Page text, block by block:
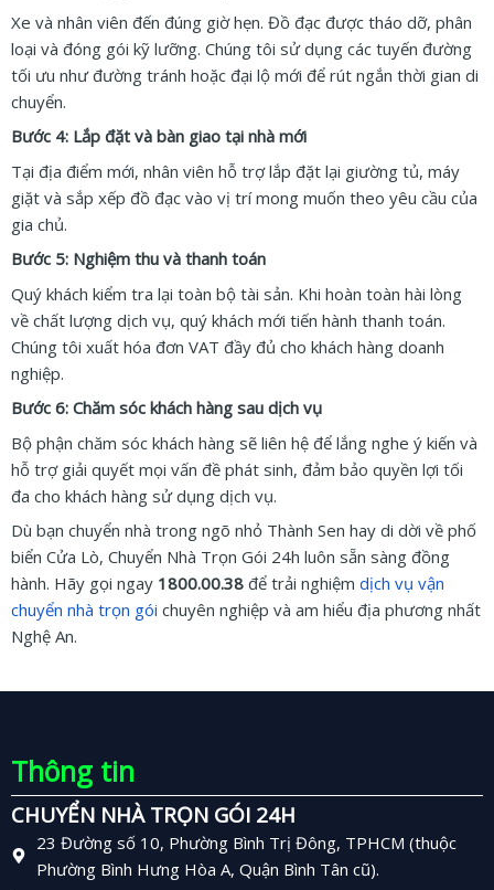
Xe và nhân viên đến đúng giờ hẹn. Đồ đạc được tháo dỡ, phân
loại và đóng gói kỹ lưỡng. Chúng tôi sử dụng các tuyến đường
tối ưu như đường tránh hoặc đại lộ mới để rút ngắn thời gian di
chuyển.
Bước 4: Lắp đặt và bàn giao tại nhà mới
Tại địa điểm mới, nhân viên hỗ trợ lắp đặt lại giường tủ, máy
giặt và sắp xếp đồ đạc vào vị trí mong muốn theo yêu cầu của
gia chủ.
Bước 5: Nghiệm thu và thanh toán
Quý khách kiểm tra lại toàn bộ tài sản. Khi hoàn toàn hài lòng
về chất lượng dịch vụ, quý khách mới tiến hành thanh toán.
Chúng tôi xuất hóa đơn VAT đầy đủ cho khách hàng doanh
nghiệp.
Bước 6: Chăm sóc khách hàng sau dịch vụ
Bộ phận chăm sóc khách hàng sẽ liên hệ để lắng nghe ý kiến và
hỗ trợ giải quyết mọi vấn đề phát sinh, đảm bảo quyền lợi tối
đa cho khách hàng sử dụng dịch vụ.
Dù bạn chuyển nhà trong ngõ nhỏ Thành Sen hay di dời về phố
biển Cửa Lò, Chuyển Nhà Trọn Gói 24h luôn sẵn sàng đồng
hành. Hãy gọi ngay 1800.00.38 để trải nghiệm dịch vụ vận
chuyển nhà trọn gói chuyên nghiệp và am hiểu địa phương nhất
Nghệ An.
Thông tin
CHUYỂN NHÀ TRỌN GÓI 24H
23 Đường số 10, Phường Bình Trị Đông, TPHCM (thuộc
Phường Bình Hưng Hòa A, Quận Bình Tân cũ).